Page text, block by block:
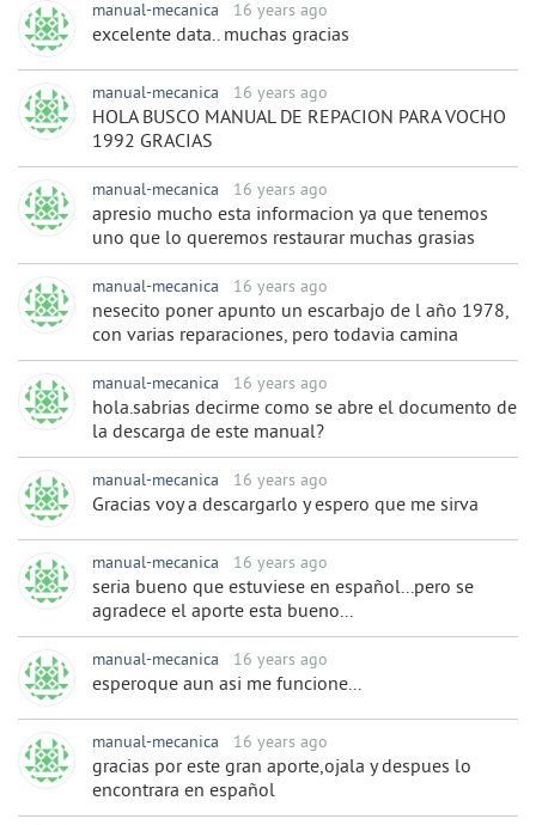
manual-mecanica 16 years ago
excelente data.. muchas gracias
manual-mecanica 16 years ago
HOLA BUSCO MANUAL DE REPACION PARA VOCHO
1992 GRACIAS
manual-mecanica 16 years ago
apresio mucho esta informacion ya que tenemos
uno que lo queremos restaurar muchas grasias
manual-mecanica 16 years ago
nesecito poner apunto un escarbajo de l año 1978,
con varias reparaciones, pero todavia camina
manual-mecanica 16 years ago
hola.sabrias decirme como se abre el documento de
la descarga de este manual?
manual-mecanica 16 years ago
Gracias voy a descargarlo y espero que me sirva
manual-mecanica 16 years ago
seria bueno que estuviese en español...pero se
agradece el aporte esta bueno...
manual-mecanica 16 years ago
esperoque aun asi me funcione...
manual-mecanica 16 years ago
gracias por este gran aporte,ojala y despues lo
encontrara en español